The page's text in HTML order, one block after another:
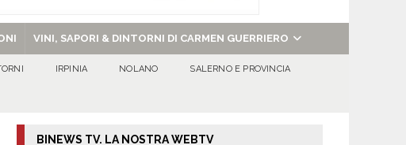
VINI, SAPORI & DINTORNI DI CARMEN GUERRIERO
IRPINIA NOLANO SALERNO E PROVINCIA
BINEWS TV. LA NOSTRA WEBTV